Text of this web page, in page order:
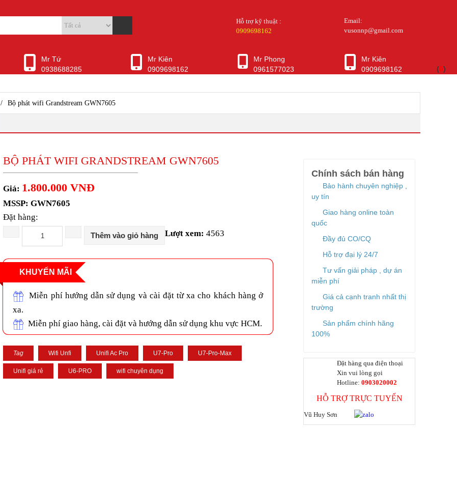
(0)
Hỗ trợ kỹ thuật :
0909698162
Email:
vusonnp@gmail.com
Mr Tứ
0938688285
Mr Kiên
0909698162
Mr Phong
0961577023
Mr Kiên
0909698162
/ Bộ phát wifi Grandstream GWN7605
BỘ PHÁT WIFI GRANDSTREAM GWN7605
Giá: 1.800.000 VNĐ
MSSP: GWN7605
Đặt hàng:
Thêm vào giỏ hàng Lượt xem: 4563
KHUYẾN MÃI
Miễn phí hướng dẫn sử dụng và cài đặt từ xa cho khách hàng ở
xa.
Miễn phí giao hàng, cài đặt và hướng dẫn sử dụng khu vực HCM.
Tag Wifi Unfi Unifi Ac Pro U7-Pro U7-Pro-Max
Unifi giá rẻ U6-PRO wifi chuyên dụng
Chính sách bán hàng
Bảo hành chuyên nghiệp ,
uy tín
Giao hàng online toàn
quốc
Đầy đủ CO/CQ
Hỗ trợ đại lý 24/7
Tư vấn giải pháp , dự án
miễn phí
Giá cả cạnh tranh nhất thị
trường
Sản phẩm chính hãng
100%
Đặt hàng qua điện thoại
Xin vui lòng gọi
Hotline: 0903020002
HỖ TRỢ TRỰC TUYẾN
Vũ Huy Sơn